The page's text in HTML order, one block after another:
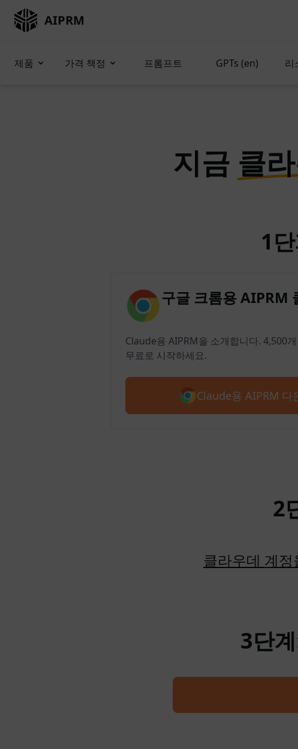
AIPRM
제품 가격 책정 프롬프트 GPTs (en) 리
지금 클
1
구글 크롬용 AIPRM
Claude용 AIPRM을 소개합니다. 4,500
무료로 시작하세요.
Claude용 AIPRM 다
2
클라우데 계
3단